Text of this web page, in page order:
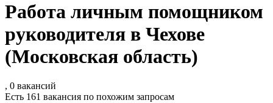
Работа личным помощником
руководителя в Чехове
(Московская область)
, 0 вакансий
Есть 161 вакансия по похожим запросам